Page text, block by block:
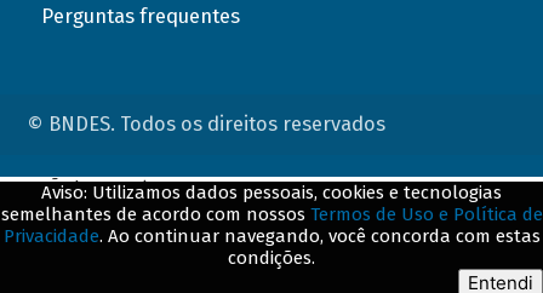
Perguntas frequentes
© BNDES. Todos os direitos reservados
Aviso: Utilizamos dados pessoais, cookies e tecnologias
semelhantes de acordo com nossos Termos de Uso e Política de
Privacidade. Ao continuar navegando, você concorda com estas
condições.
Entendi
ConteÃºdo complementar
${title}${badge}